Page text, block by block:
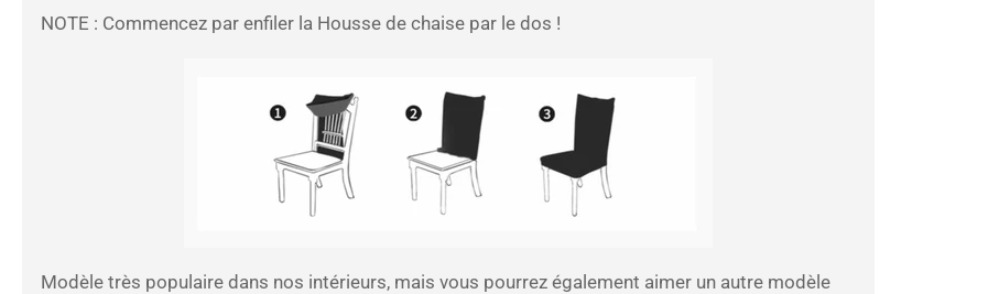
NOTE : Commencez par enfiler la Housse de chaise par le dos !
Modèle très populaire dans nos intérieurs, mais vous pourrez également aimer un autre modèle